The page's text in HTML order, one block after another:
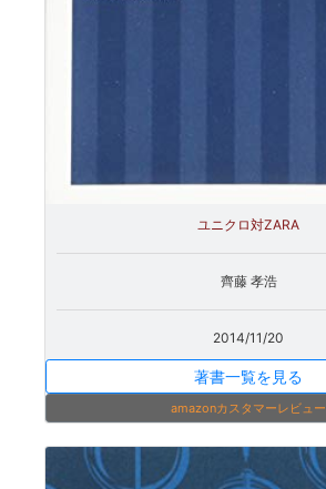
ユニクロ対ZARA
齊藤 孝浩
2014/11/20
著書一覧を見る
amazonカスタマーレビュー